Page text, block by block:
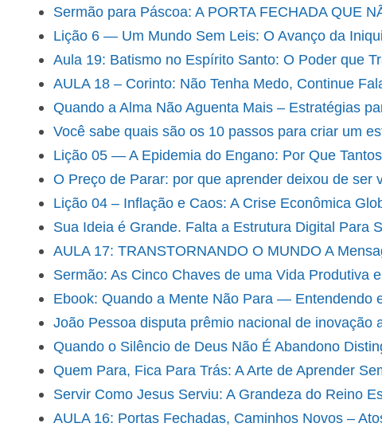
Sermão para Páscoa: A PORTA FECHADA QUE
Lição 6 — Um Mundo Sem Leis: O Avanço da
Aula 19: Batismo no Espírito Santo: O Poder que
AULA 18 – Corinto: Não Tenha Medo, Continue
Quando a Alma Não Aguenta Mais – Estratégias
Você sabe quais são os 10 passos para criar um
Lição 05 — A Epidemia do Engano: Por Que
O Preço de Parar: por que aprender deixou de ser
Lição 04 – Inflação e Caos: A Crise Econômica
Sua Ideia é Grande. Falta a Estrutura Digital Para
AULA 17: TRANSTORNANDO O MUNDO A
Sermão: As Cinco Chaves de uma Vida Produtiva
Ebook: Quando a Mente Não Para — Entendendo
João Pessoa disputa prêmio nacional de inovação
Quando o Silêncio de Deus Não É Abandono
Quem Para, Fica Para Trás: A Arte de Aprender
Servir Como Jesus Serviu: A Grandeza do Reino
AULA 16: Portas Fechadas, Caminhos Novos –